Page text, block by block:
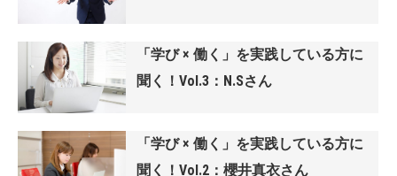
「学び × 働く」を実践している方に
聞く！Vol.3：N.Sさん
「学び × 働く」を実践している方に
聞く！Vol.2：櫻井真衣さん